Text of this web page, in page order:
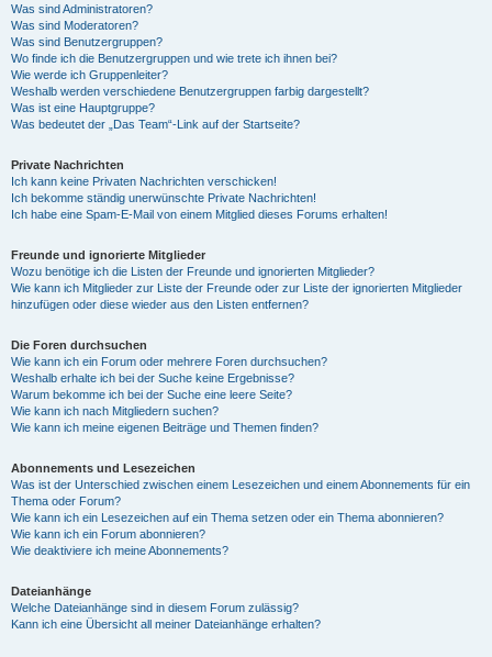
Was sind Administratoren?
Was sind Moderatoren?
Was sind Benutzergruppen?
Wo finde ich die Benutzergruppen und wie trete ich ihnen bei?
Wie werde ich Gruppenleiter?
Weshalb werden verschiedene Benutzergruppen farbig dargestellt?
Was ist eine Hauptgruppe?
Was bedeutet der „Das Team“-Link auf der Startseite?
Private Nachrichten
Ich kann keine Privaten Nachrichten verschicken!
Ich bekomme ständig unerwünschte Private Nachrichten!
Ich habe eine Spam-E-Mail von einem Mitglied dieses Forums erhalten!
Freunde und ignorierte Mitglieder
Wozu benötige ich die Listen der Freunde und ignorierten Mitglieder?
Wie kann ich Mitglieder zur Liste der Freunde oder zur Liste der ignorierten Mitglieder
hinzufügen oder diese wieder aus den Listen entfernen?
Die Foren durchsuchen
Wie kann ich ein Forum oder mehrere Foren durchsuchen?
Weshalb erhalte ich bei der Suche keine Ergebnisse?
Warum bekomme ich bei der Suche eine leere Seite?
Wie kann ich nach Mitgliedern suchen?
Wie kann ich meine eigenen Beiträge und Themen finden?
Abonnements und Lesezeichen
Was ist der Unterschied zwischen einem Lesezeichen und einem Abonnements für ein
Thema oder Forum?
Wie kann ich ein Lesezeichen auf ein Thema setzen oder ein Thema abonnieren?
Wie kann ich ein Forum abonnieren?
Wie deaktiviere ich meine Abonnements?
Dateianhänge
Welche Dateianhänge sind in diesem Forum zulässig?
Kann ich eine Übersicht all meiner Dateianhänge erhalten?